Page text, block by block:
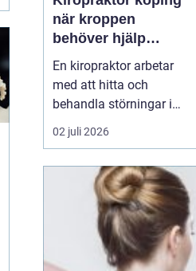
när kroppen
behöver hjälp
tillbaka
En kiropraktor arbetar
med att hitta och
behandla störningar i
kroppens leder, muskler
och nervsystem. Målet
smärta, bättre rörlighet
och en vardag som
fungerar igen.
Kiropraktik passar
många som kämpar
02 juli 2026